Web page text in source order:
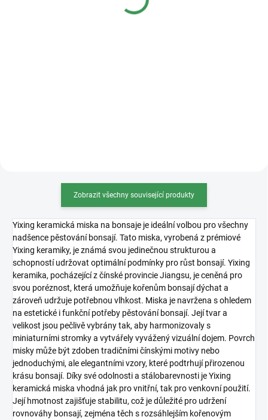
Zobrazit všechny související produkty
Yixing keramická miska na bonsaje je ideální volbou pro všechny
nadšence pěstování bonsají. Tato miska, vyrobená z prémiové
Yixing keramiky, je známá svou jedinečnou strukturou a
schopností udržovat optimální podmínky pro růst bonsají. Yixing
keramika, pocházející z čínské provincie Jiangsu, je ceněná pro
svou poréznost, která umožňuje kořenům bonsají dýchat a
zároveň udržuje potřebnou vlhkost. Miska je navržena s ohledem
na estetické i funkční potřeby pěstování bonsají. Její tvar a
velikost jsou pečlivě vybrány tak, aby harmonizovaly s
miniaturními stromky a vytvářely vyvážený vizuální dojem. Povrch
misky může být zdoben tradičními čínskými motivy nebo
jednoduchými, ale elegantními vzory, které podtrhují přirozenou
krásu bonsají. Díky své odolnosti a stálobarevnosti je Yixing
keramická miska vhodná jak pro vnitřní, tak pro venkovní použití.
Její hmotnost zajišťuje stabilitu, což je důležité pro udržení
rovnováhy bonsají, zejména těch s rozsáhlejším kořenovým